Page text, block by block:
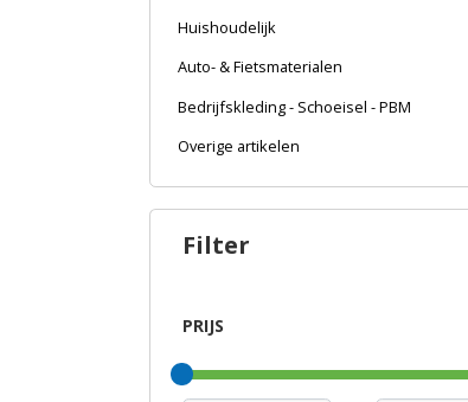
Huishoudelijk
Auto- & Fietsmaterialen
Bedrijfskleding - Schoeisel - PBM
Overige artikelen
Filter
PRIJS